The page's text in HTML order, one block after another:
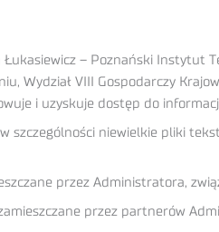
Łukasiewicz – Poznański Instytut
Wydział VIII Gospodarczy
i uzyskuje dostęp do
szczególności niewielkie pliki
przez Administratora,
przez partnerów